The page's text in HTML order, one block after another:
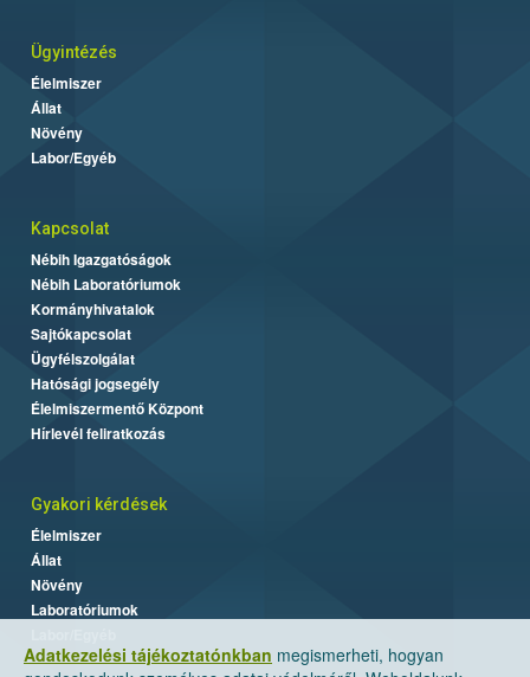
Adatkezelési tájékoztatónkban megismerheti, hogyan
Ügyintézés
Élelmiszer
Állat
Növény
Labor/Egyéb
Kapcsolat
Nébih Igazgatóságok
Nébih Laboratóriumok
Kormányhivatalok
Sajtókapcsolat
Ügyfélszolgálat
Hatósági jogsegély
Élelmiszermentő Központ
Hírlevél feliratkozás
Gyakori kérdések
Élelmiszer
Állat
Növény
Laboratóriumok